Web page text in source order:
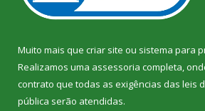
Muito mais que criar site ou sistema para
Realizamos uma assessoria completa,
contrato que todas as exigências das leis
pública serão atendidas.